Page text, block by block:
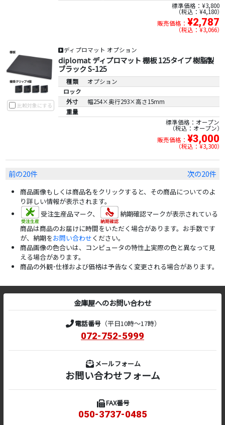
標準価格：¥3,800
税込：¥4,180
販売価格： ¥2,787
税込：¥3,066
比較対象にする
ディプロマット オプション
diplomat ディプロマット 棚板 125タイプ 樹脂製
ブラック S-125
種類
オプション
ロック
外寸
幅254×奥行293×高さ15mm
重量
標準価格：オープン
税込：オープン
販売価格： ¥3,000
税込：¥3,300
前の20件 次の20件
商品画像もしくは商品名をクリックすると、その商品についてのよ
り詳しい情報が表示されます。
受注生産品マーク、
納期確認マークが表示されている
商品は商品のお届けに時間をいただく場合があります。お手数です
が、納期をお問い合わせください。
商品画像の色合いは、コンピュータの特性上実際の色と異なって見
える場合があります。
商品の外観･仕様および価格は予告なく変更される場合があります。
金庫屋へのお問い合わせ
電話番号（平日10時～17時）
072-752-5999
メールフォーム
お問い合わせフォーム
FAX番号
050-3737-0485